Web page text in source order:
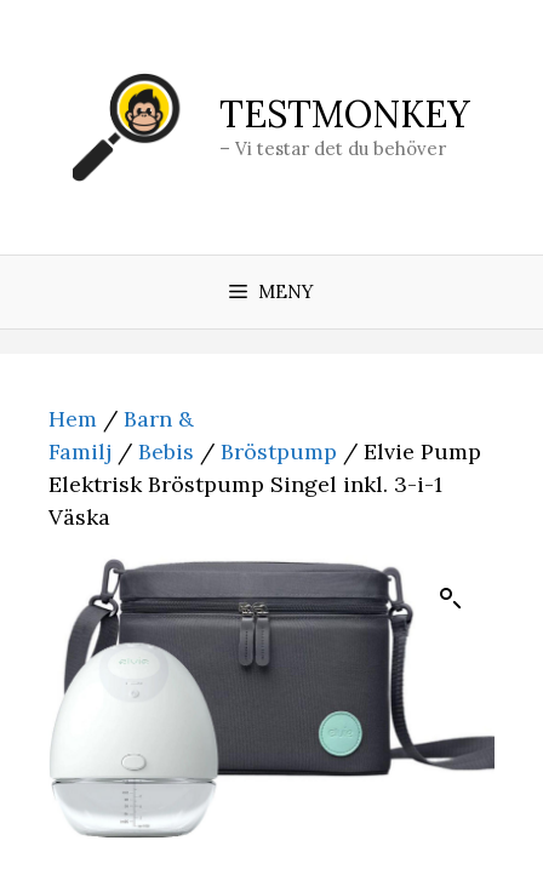
TESTMONKEY
– Vi testar det du behöver
MENY
Hem / Barn &
Familj / Bebis / Bröstpump / Elvie Pump
Elektrisk Bröstpump Singel inkl. 3-i-1
Väska